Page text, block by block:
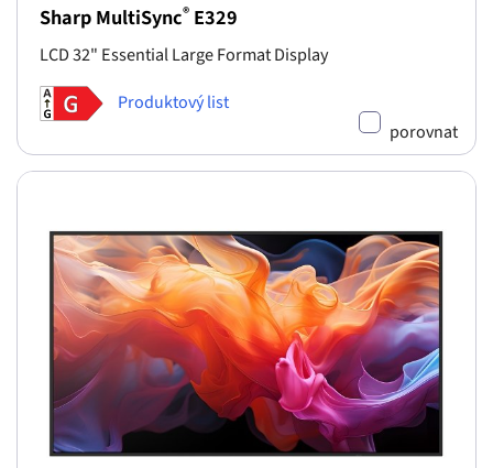
Sharp MultiSync® E329
LCD 32" Essential Large Format Display
Produktový list
porovnat